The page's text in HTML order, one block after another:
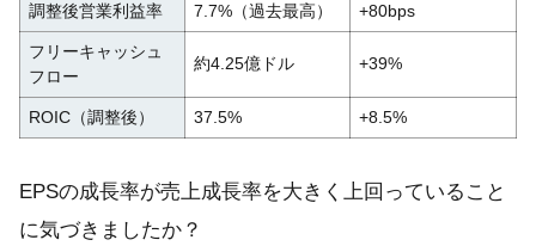
調整後営業利益率 7.7%（過去最高） +80bps
フリーキャッシュ
フロー
約4.25億ドル +39%
ROIC（調整後） 37.5% +8.5%
EPSの成長率が売上成長率を大きく上回っていること
に気づきましたか？